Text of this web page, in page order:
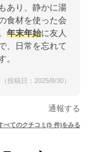
もあり、静かに湯
食材を使った会
年末年始に友人
、日常を忘れて
。
投稿日：2025/8/30）
通報する
べてのクチコミ(5 件)をみる